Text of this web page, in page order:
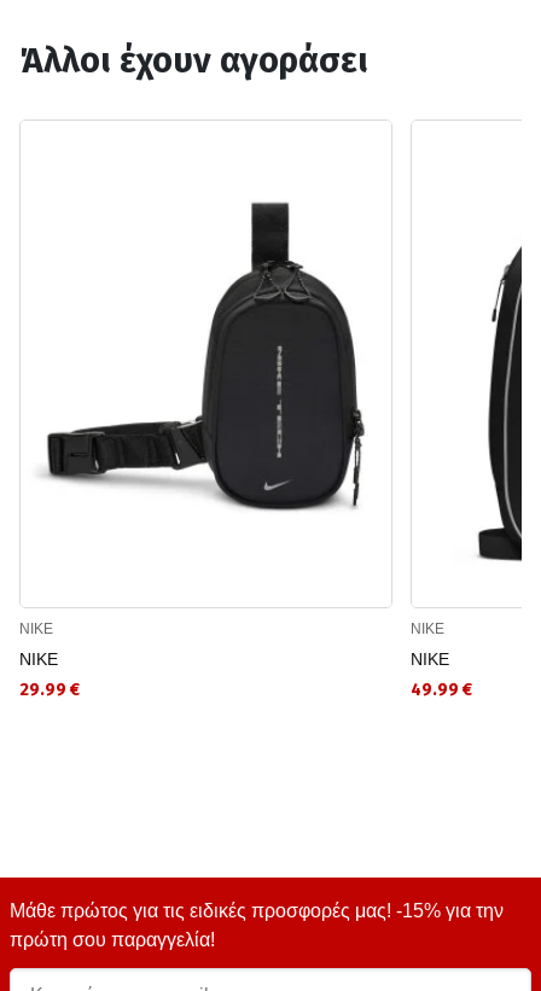
Άλλοι έχουν αγοράσει
NIKE
NIKE
29.99 €
NIKE
NIKE
49.99 €
Μάθε πρώτος για τις ειδικές προσφορές μας! -15% για την
πρώτη σου παραγγελία!